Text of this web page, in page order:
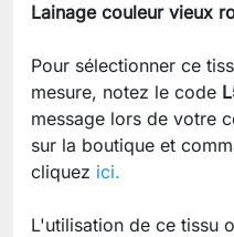
Lainage couleur vieux
Pour sélectionner ce
mesure, notez le code
message lors de votre
sur la boutique et
cliquez ici.
L'utilisation de ce tissu